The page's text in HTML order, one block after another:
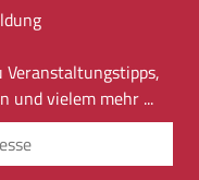
Veranstaltungstipps,
und vielem mehr ...